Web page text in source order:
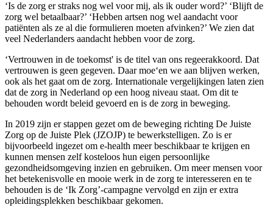
‘Is de zorg er straks nog wel voor mij, als ik ouder word?’ ‘Blijft de
zorg wel betaalbaar?’ ‘Hebben artsen nog wel aandacht voor
patiënten als ze al die formulieren moeten afvinken?’ We zien dat
veel Nederlanders aandacht hebben voor de zorg.
‘Vertrouwen in de toekomst' is de titel van ons regeerakkoord. Dat
vertrouwen is geen gegeven. Daar moe‘en we aan blijven werken,
ook als het gaat om de zorg. Internationale vergelijkingen laten zien
dat de zorg in Nederland op een hoog niveau staat. Om dit te
behouden wordt beleid gevoerd en is de zorg in beweging.
In 2019 zijn er stappen gezet om de beweging richting De Juiste
Zorg op de Juiste Plek (JZOJP) te bewerkstelligen. Zo is er
bijvoorbeeld ingezet om e-health meer beschikbaar te krijgen en
kunnen mensen zelf kosteloos hun eigen persoonlijke
gezondheidsomgeving inzien en gebruiken. Om meer mensen voor
het betekenisvolle en mooie werk in de zorg te interesseren en te
behouden is de ‘Ik Zorg’-campagne vervolgd en zijn er extra
opleidingsplekken beschikbaar gekomen.